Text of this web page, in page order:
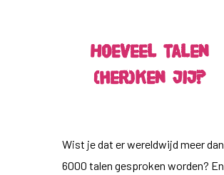
Hoeveel talen
(her)ken jij?
Wist je dat er wereldwijd meer dan
6000 talen gesproken worden? En